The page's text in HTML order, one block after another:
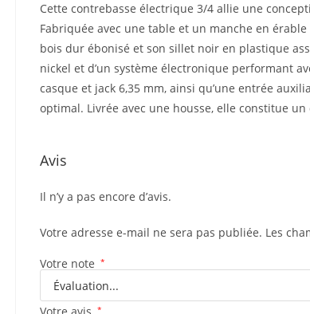
Cette contrebasse électrique 3/4 allie une
Fabriquée avec une table et un manche en
bois dur ébonisé et son sillet noir en plastique
nickel et d’un système électronique performant
casque et jack 6,35 mm, ainsi qu’une entrée
optimal. Livrée avec une housse, elle constitue
Avis
Il n’y a pas encore d’avis.
Votre adresse e-mail ne sera pas publiée. Les
Votre note *
*